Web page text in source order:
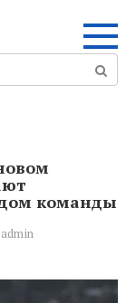
команды
admin